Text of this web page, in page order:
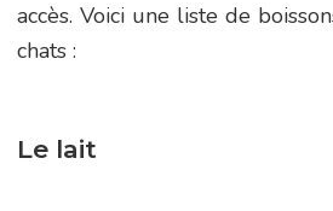
accès. Voici une liste de
chats :
Le lait